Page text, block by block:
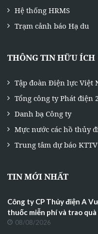
Hệ thống HRMS
Trạm cảnh báo Hạ du
THÔNG TIN HỮU ÍCH
Tập đoàn Điện lực Việt
Tổng công ty Phát điện
Danh bạ Công ty
Mực nước các hồ thủy
Trung tâm dự báo
TIN MỚI NHẤT
Công ty CP Thủy điện A
thuốc miễn phí và trao
08/08/2026